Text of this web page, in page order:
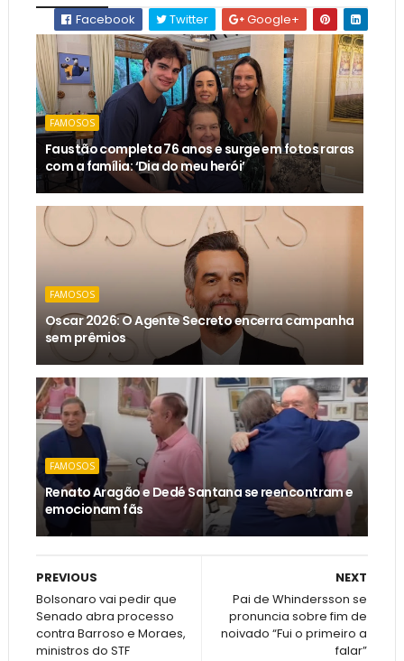
Facebook
Twitter Google+
FAMOSOS
Faustão completa 76 anos e surge em fotos raras
com a família: ‘Dia do meu herói’
FAMOSOS
Oscar 2026: O Agente Secreto encerra campanha
sem prêmios
FAMOSOS
Renato Aragão e Dedé Santana se reencontram e
emocionam fãs
NEXT
Pai de Whindersson se
pronuncia sobre fim de
noivado “Fui o primeiro a
falar”
PREVIOUS
Bolsonaro vai pedir que
Senado abra processo
contra Barroso e Moraes,
ministros do STF